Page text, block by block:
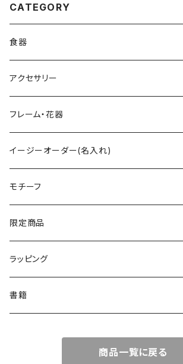
CATEGORY
食器
グラス
ワイングラス
シャンパングラス
ティーセット
アクセサリー
ペンダント
小物入れ
ハートボックス
フレーム・花器
フォトフレーム
イージーオーダー(名入れ)
イニシャル入
すみれ花文字
ネーム入
テキスト入
モチーフ
フラワー
ローズ
さくら
ネイチャー
リーフ
メルヘン
限定商品
数量限定
季節限定
ラッピング
書籍
商品一覧に戻る